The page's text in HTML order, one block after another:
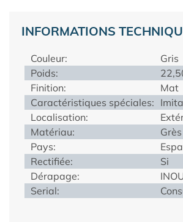
INFORMATIONS
Couleur:
Gris
Poids:
Finition:
Mat
Caractéristiques spéciales:
Localisation:
Matériau:
Pays:
Rectifiée:
Si
Dérapage:
Serial: